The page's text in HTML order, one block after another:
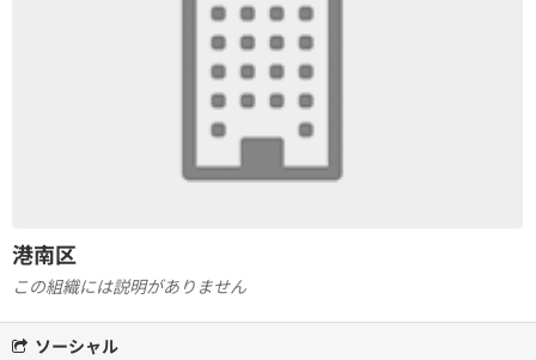
港南区
この組織には説明がありません
ソーシャル